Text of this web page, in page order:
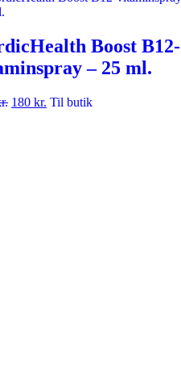
Boost B12-
– 25 ml.
180 kr. Til butik